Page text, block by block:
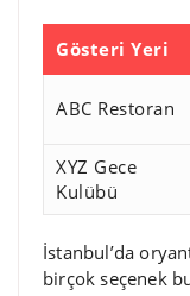
Gösteri Yeri
ABC Restoran
XYZ Gece
Kulübü
İstanbul’da
birçok seçenek